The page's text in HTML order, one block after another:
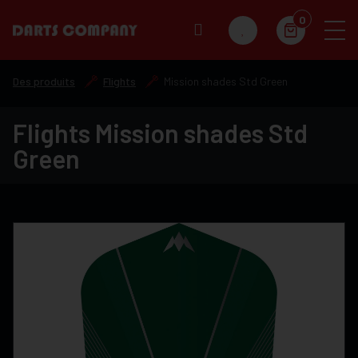
0
Des produits Flights Mission shades Std Green
Flights Mission shades Std
Green